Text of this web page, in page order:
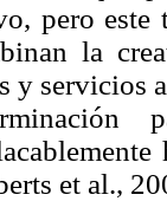
pero este
la
y servicios
et al.,